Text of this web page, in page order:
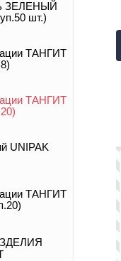
ЗЕЛЕНЫЙ
шт.)
ТАНГИТ
ТАНГИТ
UNIPAK
ТАНГИТ